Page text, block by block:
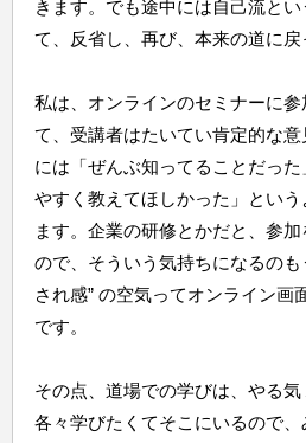
きます。でも途中には自己流と
て、反省し、再び、本来の道に戻
私は、オンラインのセミナーに
て、受講者はたいてい肯定的な
には「ぜんぶ知ってることだっ
やすく教えてほしかった」とい
ます。企業の研修とかだと、参
ので、そういう気持ちになるのも
され感” の空気ってオンライン画
です。
その点、道場での学びは、やる気
各々学びたくてそこにいるので